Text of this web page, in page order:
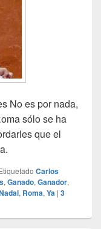
No es por nada,
sólo se ha
que el
Carlos
, Ganado, Ganador,
, Roma, Ya | 3